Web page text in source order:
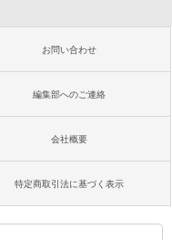
お問い合わせ
編集部へのご連絡
会社概要
特定商取引法に基づく表示